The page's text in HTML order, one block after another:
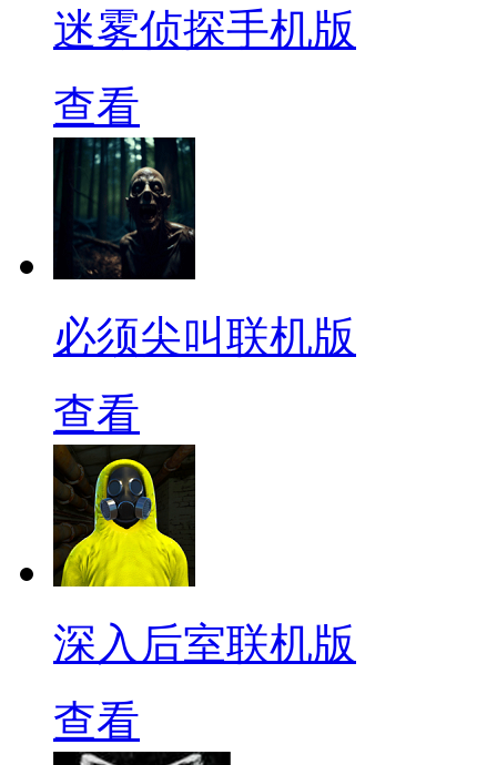
迷雾侦探手机版
查看
必须尖叫联机版
查看
深入后室联机版
查看